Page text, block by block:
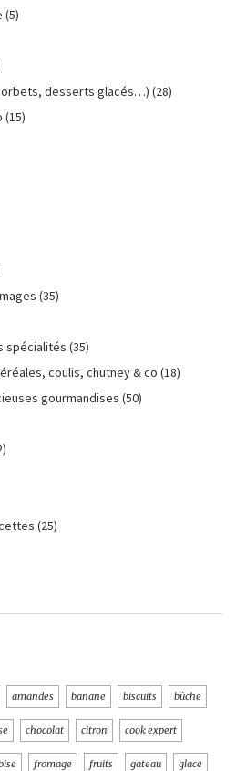
(5)
desserts glacés…) (28)
(15)
(35)
spécialités (35)
coulis, chutney & co (18)
gourmandises (50)
(25)
amandes banane biscuits bûche
chocolat citron cook expert
fromage fruits gateau glace